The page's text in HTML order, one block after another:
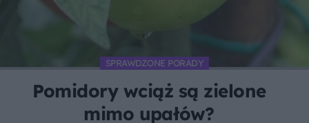
SPRAWDZONE PORADY
Pomidory wciąż są zielone
mimo upałów?